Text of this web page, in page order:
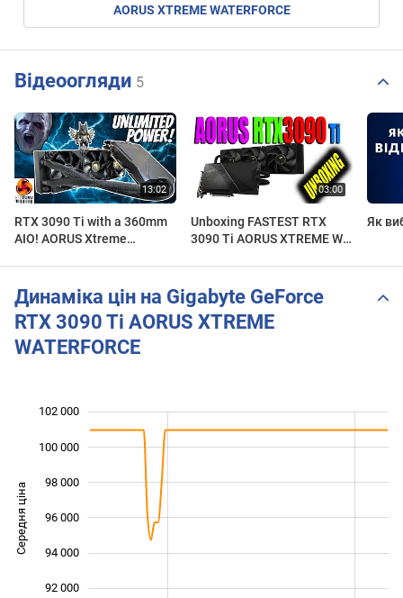
AORUS XTREME WATERFORCE
Відеоогляди 5
RTX 3090 Ti with a 360mm
AIO! AORUS Xtreme
Unboxing FASTEST RTX
3090 Ti AORUS XTREME WF
Як
Динаміка цін на Gigabyte GeForce
RTX 3090 Ti AORUS XTREME
WATERFORCE
Середня ціна 100 000
92 000
94 000
96 000
98 000
100 000
102 000